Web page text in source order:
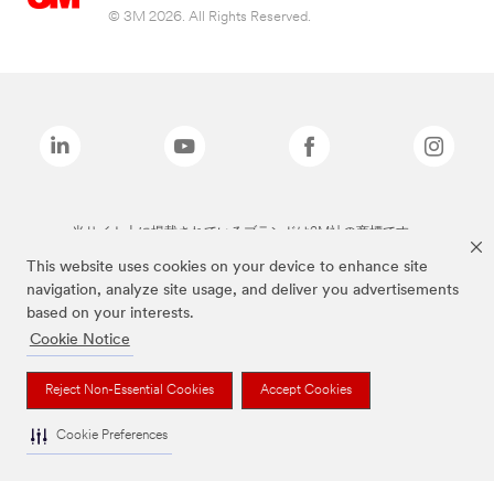
This website uses cookies on your device to enhance site
navigation, analyze site usage, and deliver you advertisements
based on your interests.
Cookie Notice
Reject Non-Essential Cookies Accept Cookies
Cookie Preferences
© 3M 2026. All Rights Reserved.
当サイト上に掲載されているブランドは3M社の商標です。